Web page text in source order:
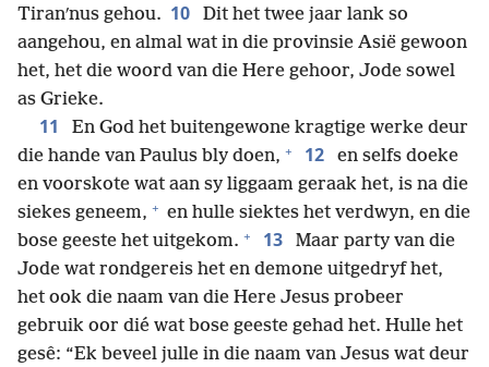
Tiranʹnus gehou. 10
Dit het twee jaar lank so
aangehou, en almal wat in die provinsie Asië gewoon
het, het die woord van die Here gehoor, Jode sowel
as Grieke.
11
En God het buitengewone kragtige werke deur
die hande van Paulus bly doen, + 12
en selfs doeke
en voorskote wat aan sy liggaam geraak het, is na die
siekes geneem, + en hulle siektes het verdwyn, en die
bose geeste het uitgekom. + 13
Maar party van die
Jode wat rondgereis het en demone uitgedryf het,
het ook die naam van die Here Jesus probeer
gebruik oor dié wat bose geeste gehad het. Hulle het
gesê: “Ek beveel julle in die naam van Jesus wat deur